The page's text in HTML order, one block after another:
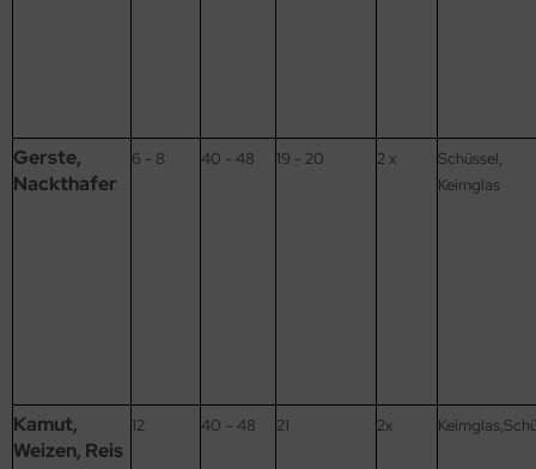
Gerste,
Nackthafer
6 - 8 40 - 48 19 - 20 2 x
Schüssel,
Keimglas
Kamut,
Weizen, Reis
12 40 – 48 21 2x